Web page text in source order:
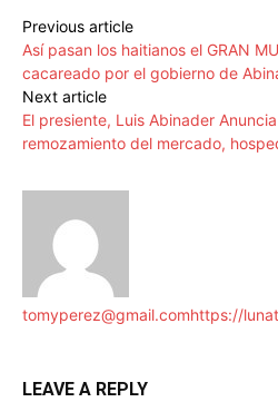
Previous article
Así pasan los haitianos el GRAN
cacareado por el gobierno de
Next article
El presiente, Luis Abinader
remozamiento del mercado,
tomyperez@gmail.comhttps://
LEAVE A REPLY